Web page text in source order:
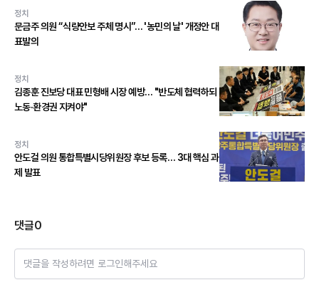
정치
문금주 의원 “식량안보 주체 명시”… '농민의 날' 개정안 대
표발의
정치
김종훈 진보당 대표 민형배 시장 예방… "반도체 협력하되
노동·환경권 지켜야"
정치
안도걸 의원 통합특별시당위원장 후보 등록… 3대 핵심 과
제 발표
댓글0
댓글을 작성하려면 로그인해주세요